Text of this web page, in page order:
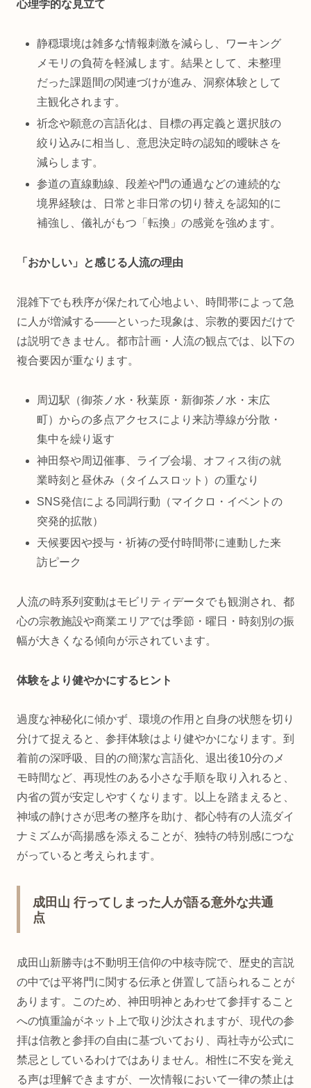
心理学的な見立て
静穏環境は雑多な情報刺激を減らし、ワーキング
メモリの負荷を軽減します。結果として、未整理
だった課題間の関連づけが進み、洞察体験として
主観化されます。
祈念や願意の言語化は、目標の再定義と選択肢の
絞り込みに相当し、意思決定時の認知的曖昧さを
減らします。
参道の直線動線、段差や門の通過などの連続的な
境界経験は、日常と非日常の切り替えを認知的に
補強し、儀礼がもつ「転換」の感覚を強めます。
「おかしい」と感じる人流の理由
混雑下でも秩序が保たれて心地よい、時間帯によって急
に人が増減する――といった現象は、宗教的要因だけで
は説明できません。都市計画・人流の観点では、以下の
複合要因が重なります。
周辺駅（御茶ノ水・秋葉原・新御茶ノ水・末広
町）からの多点アクセスにより来訪導線が分散・
集中を繰り返す
神田祭や周辺催事、ライブ会場、オフィス街の就
業時刻と昼休み（タイムスロット）の重なり
SNS発信による同調行動（マイクロ・イベントの
突発的拡散）
天候要因や授与・祈祷の受付時間帯に連動した来
訪ピーク
人流の時系列変動はモビリティデータでも観測され、都
心の宗教施設や商業エリアでは季節・曜日・時刻別の振
幅が大きくなる傾向が示されています。
体験をより健やかにするヒント
過度な神秘化に傾かず、環境の作用と自身の状態を切り
分けて捉えると、参拝体験はより健やかになります。到
着前の深呼吸、目的の簡潔な言語化、退出後10分のメ
モ時間など、再現性のある小さな手順を取り入れると、
内省の質が安定しやすくなります。以上を踏まえると、
神域の静けさが思考の整序を助け、都心特有の人流ダイ
ナミズムが高揚感を添えることが、独特の特別感につな
がっていると考えられます。
成田山 行ってしまった人が語る意外な共通
点
成田山新勝寺は不動明王信仰の中核寺院で、歴史的言説
の中では平将門に関する伝承と併置して語られることが
あります。このため、神田明神とあわせて参拝すること
への慎重論がネット上で取り沙汰されますが、現代の参
拝は信教と参拝の自由に基づいており、両社寺が公式に
禁忌としているわけではありません。相性に不安を覚え
る声は理解できますが、一次情報において一律の禁止は